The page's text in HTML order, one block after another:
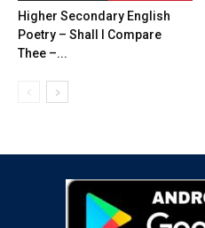
Higher Secondary English
Poetry – Shall I Compare
Thee –...